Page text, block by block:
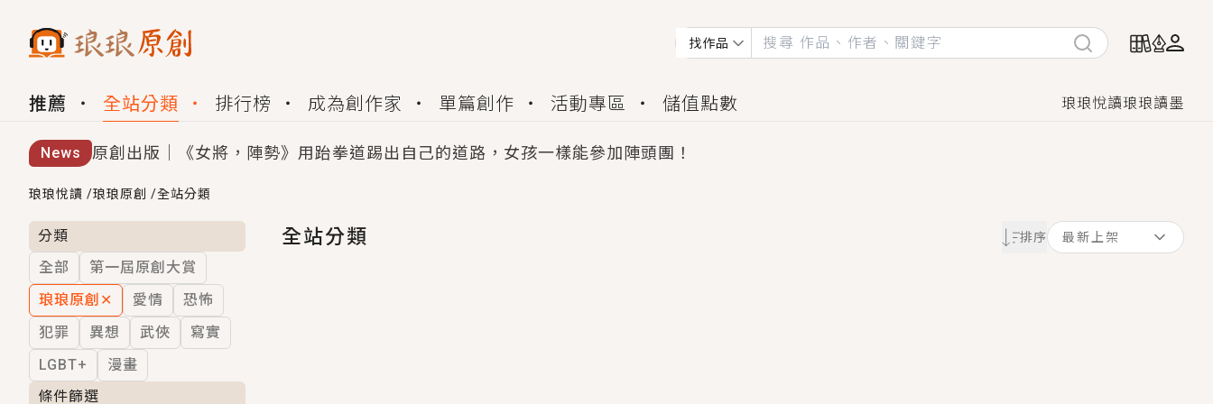
找作品
推薦 全站分類 排行榜 成為創作家 單篇創作 活動專區 儲值點數 琅琅悅讀琅琅讀墨
News 原創出版｜《女將，陣勢》用跆拳道踢出自己的道路，女孩一樣能參加陣頭團！
創,作家招募｜華文小說創作首選！有機會獲得豐富廣宣資源、專屬服務與獨享福利！
小編心動書單｜《離婚你提的，二婚嫁大佬，你哭什麼？》追妻火葬場！前夫失憶移情別戀，她頭也不回找新歡，他居然還後悔了？
GL｜《夏日與檸檬與重疊世界》炎熱的夏日、檸檬的香氣、互相愛慕的兩位少女，今夏最推純愛GL漫畫！
BL｜《費洛蒙中毒》救命！特殊費洛蒙體質世界觀，無法抗拒的吸引力，已中毒Σ>―(〃°ω°〃)♡→
OMG你嚇到我了｜《陰陽鬼店》上班族買了房子模型，但現實中買下的竟是屬於他的停屍櫃？！
言情｜《國語推行員》每個人心中都有一個連自己也無法改變的永恆， 他的一生將不由自主追逐著她……
琅琅悅讀 /琅琅原創 /全站分類
分類
全部
第一屆原創大賞
琅琅原創 ✕ 愛情
恐怖
犯罪
異想 武俠
寫實
LGBT+
漫畫
條件篩選
全站分類 排序 最新上架